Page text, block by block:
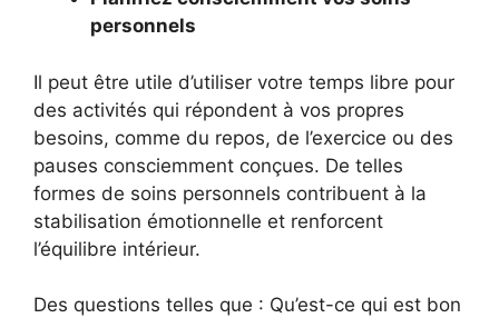
personnels
Il peut être utile d’utiliser votre temps libre pour
des activités qui répondent à vos propres
besoins, comme du repos, de l’exercice ou des
pauses consciemment conçues. De telles
formes de soins personnels contribuent à la
stabilisation émotionnelle et renforcent
l’équilibre intérieur.
Des questions telles que : Qu’est-ce qui est bon